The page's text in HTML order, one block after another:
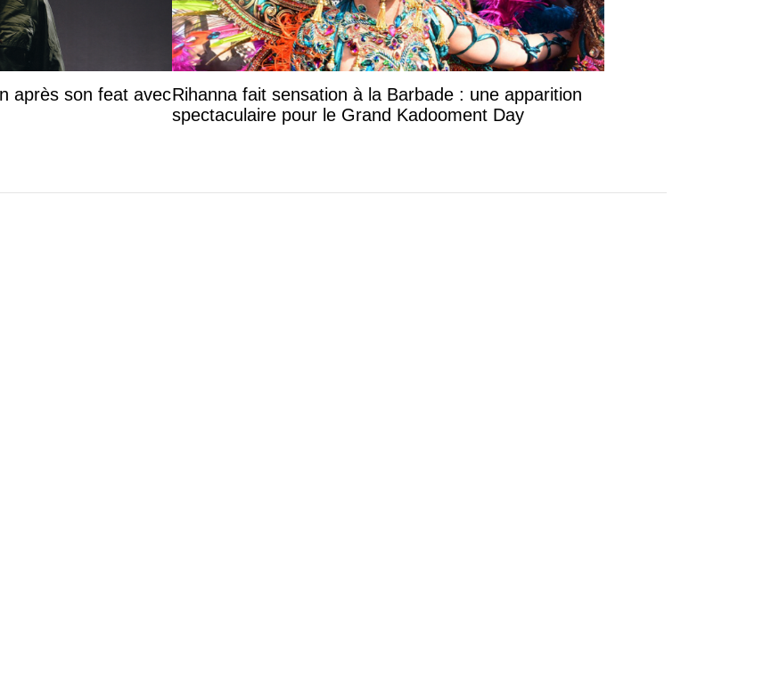
après son feat avecRihanna fait sensation à la Barbade : une apparition
spectaculaire pour le Grand Kadooment Day